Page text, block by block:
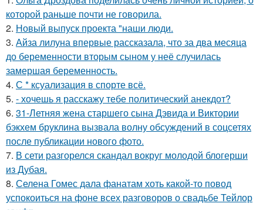
которой раньше почти не говорила.
2. Новый выпуск проекта "наши люди.
3. Айза лилуна впервые рассказала, что за два месяца
до беременности вторым сыном у неё случилась
замершая беременность.
4. С * ксуализация в спорте всё.
5. - хочешь я расскажу тебе политический анекдот?
6. 31-Летняя жена старшего сына Дэвида и Виктории
бэкхем бруклина вызвала волну обсуждений в соцсетях
после публикации нового фото.
7. В сети разгорелся скандал вокруг молодой блогерши
из Дубая.
8. Селена Гомес дала фанатам хоть какой-то повод
успокоиться на фоне всех разговоров о свадьбе Тейлор